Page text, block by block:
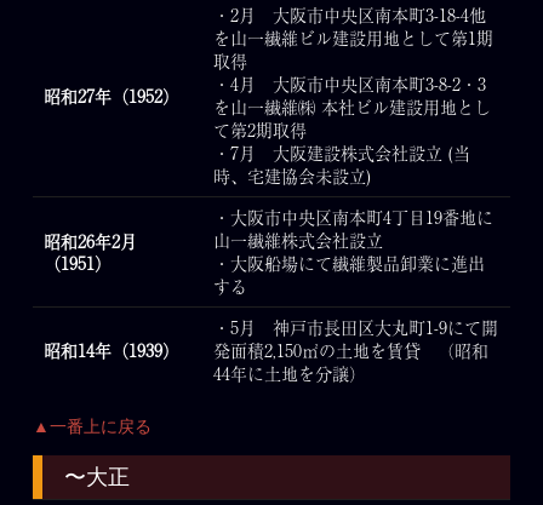
昭和27年（1952）
・2月 大阪市中央区南本町3-18-4他
を山一繊維ビル建設用地として第1期
取得
・4月 大阪市中央区南本町3-8-2・3
を山一繊維㈱ 本社ビル建設用地とし
て第2期取得
・7月 大阪建設株式会社設立 (当
時、宅建協会未設立)
昭和26年2月
（1951）
・大阪市中央区南本町4丁目19番地に
山一繊維株式会社設立
・大阪船場にて繊維製品卸業に進出
する
昭和14年（1939）
・5月 神戸市長田区大丸町1-9にて開
発面積2,150㎡の土地を賃貸 （昭和
44年に土地を分譲）
▲一番上に戻る
〜大正